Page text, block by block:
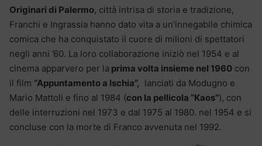
Originari di Palermo, città intrisa di storia e tradizione,
Franchi e Ingrassia hanno dato vita a un’innegabile chimica
comica che ha conquistato il cuore di milioni di spettatori
negli anni ’60. La loro collaborazione iniziò nel 1954 e al
cinema apparvero per la prima volta insieme nel 1960 con
il film “Appuntamento a Ischia”, lanciati da Modugno e
Mario Mattoli e fino al 1984 (con la pellicola “Kaos”), con
delle interruzioni nel 1973 e dal 1975 al 1980. nel 1954 e si
concluse con la morte di Franco avvenuta nel 1992.